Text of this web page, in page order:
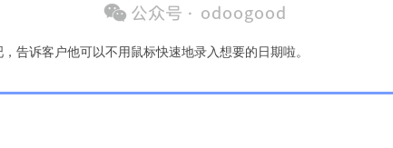
告诉客户他可以不用鼠标快速地录入想要的日期啦。